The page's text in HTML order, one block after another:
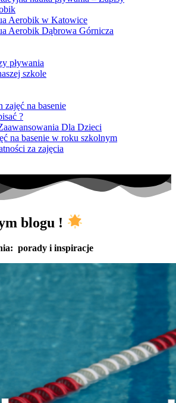
Aerobik w Katowice
Aerobik Dąbrowa Górnicza
pływania
szkole
zajęć na basenie
?
Dla Dzieci
na basenie w roku szkolnym
za zajęcia
blogu !
porady i inspiracje